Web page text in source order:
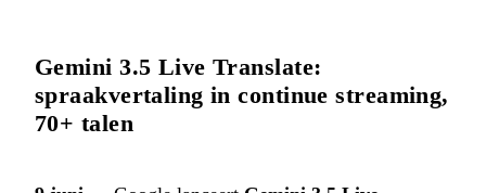
Gemini 3.5 Live Translate:
spraakvertaling in continue streaming,
70+ talen